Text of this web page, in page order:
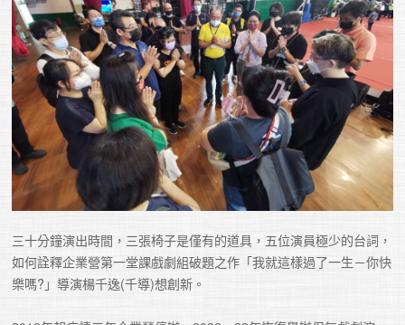
三十分鐘演出時間，三張椅子是僅有的道具，五位演員極少的台詞，
如何詮釋企業營第一堂課戲劇組破題之作「我就這樣過了一生－你快
樂嗎?」導演楊千逸(千導)想創新。